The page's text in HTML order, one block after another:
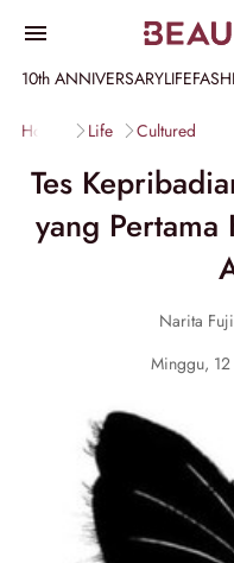
10th ANNIVERSARYLIFE
Home Life Cultured
Tes
yang
Narita
Minggu,